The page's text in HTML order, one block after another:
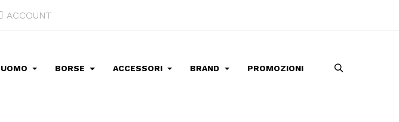
ACCOUNT
UOMO BORSE ACCESSORI BRAND PROMOZIONI